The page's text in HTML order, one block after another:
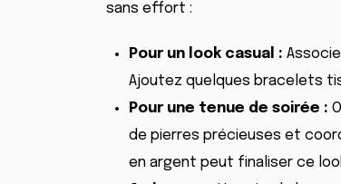
sans effort :
Pour un look casual :
Ajoutez quelques bracelets
Pour une tenue de soirée :
de pierres précieuses et
en argent peut finaliser ce